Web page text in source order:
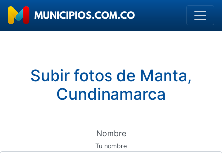
Subir fotos de Manta,
Cundinamarca
Nombre
Tu nombre